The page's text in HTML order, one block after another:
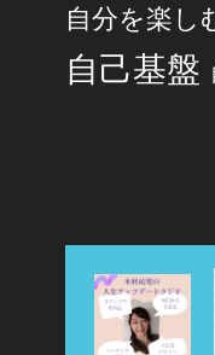
自分を楽し
自己基盤